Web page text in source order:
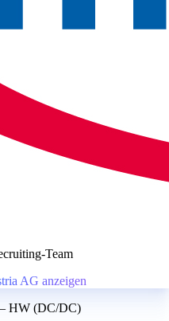
Team
AG anzeigen
HW (DC/DC)